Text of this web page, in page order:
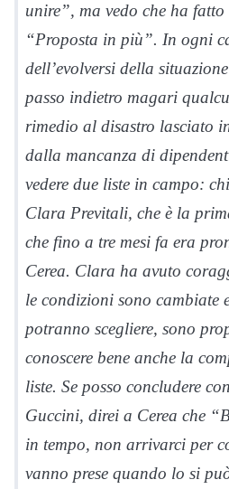
unire”, ma vedo che ha
“Proposta in più”. In ogni
dell’evolversi della
passo indietro magari
rimedio al disastro lasciato
dalla mancanza di
vedere due liste in campo:
Clara Previtali, che è la
che fino a tre mesi fa era
Cerea. Clara ha avuto
le condizioni sono cambiate
potranno scegliere, sono
conoscere bene anche la
liste. Se posso concludere
Guccini, direi a Cerea che
in tempo, non arrivarci per
vanno prese quando lo si